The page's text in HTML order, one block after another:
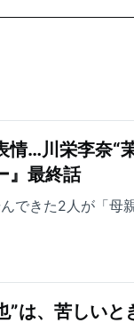
…川栄李奈“
』最終話
できた2人が「母
”は、苦しい